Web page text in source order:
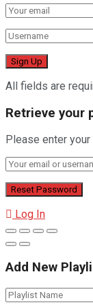
All fields are
Retrieve your
Please enter
Log In
Add New